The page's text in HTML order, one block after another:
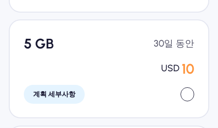
5 GB 30일 동안
USD 10
계획 세부사항